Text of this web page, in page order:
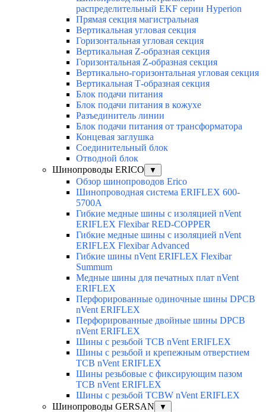
распределительный EKF серии Hyperion
Прямая секция магистральная
Вертикальная угловая секция
Горизонтальная угловая секция
Вертикальная Z-образная секция
Горизонтальная Z-образная секция
Вертикально-горизонтальная угловая секция
Вертикальная Т-образная секция
Блок подачи питания
Блок подачи питания в кожухе
Разъединитель линии
Блок подачи питания от трансформатора
Концевая заглушка
Соединительный блок
Отводной блок
Шинопроводы ERICO
▼
Обзор шинопроводов Erico
Шинопроводная система ERIFLEX 600-
5700A
Гибкие медные шины с изоляцией nVent
ERIFLEX Flexibar RED-COPPER
Гибкие медные шины с изоляцией nVent
ERIFLEX Flexibar Advanced
Гибкие шины nVent ERIFLEX Flexibar
Summum
Медные шины для печатных плат nVent
ERIFLEX
Перфорированные одиночные шины DPCB
nVent ERIFLEX
Перфорированные двойные шины DPCB
nVent ERIFLEX
Шины с резьбой TCB nVent ERIFLEX
Шины с резьбой и крепежным отверстием
TCB nVent ERIFLEX
Шины резьбовые с фиксирующим пазом
TCB nVent ERIFLEX
Шины с резьбой TCBW nVent ERIFLEX
Шинопроводы GERSAN
▼